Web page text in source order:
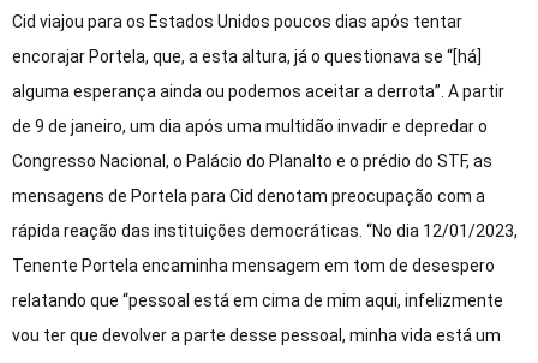
Cid viajou para os Estados Unidos poucos dias após tentar
encorajar Portela, que, a esta altura, já o questionava se “[há]
alguma esperança ainda ou podemos aceitar a derrota”. A partir
de 9 de janeiro, um dia após uma multidão invadir e depredar o
Congresso Nacional, o Palácio do Planalto e o prédio do STF, as
mensagens de Portela para Cid denotam preocupação com a
rápida reação das instituições democráticas. “No dia 12/01/2023,
Tenente Portela encaminha mensagem em tom de desespero
relatando que ‘‘pessoal está em cima de mim aqui, infelizmente
vou ter que devolver a parte desse pessoal, minha vida está um